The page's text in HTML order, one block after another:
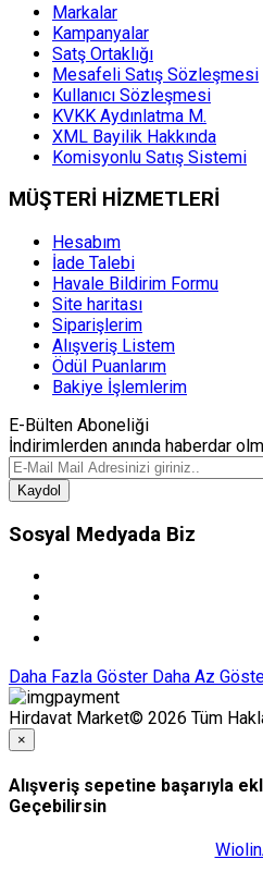
Markalar
Kampanyalar
Satş Ortaklığı
Mesafeli Satış Sözleşmesi
Kullanıcı Sözleşmesi
KVKK Aydınlatma M.
XML Bayilik Hakkında
Komisyonlu Satış Sistemi
MÜŞTERİ HİZMETLERİ
Hesabım
İade Talebi
Havale Bildirim Formu
Site haritası
Siparişlerim
Alışveriş Listem
Ödül Puanlarım
Bakiye İşlemlerim
E-Bülten Aboneliği
İndirimlerden anında haberdar
Kaydol
Sosyal Medyada Biz
Daha Fazla Göster Daha Az
Hirdavat Market© 2026 Tüm
×
Alışveriş sepetine başarıyla
Geçebilirsin